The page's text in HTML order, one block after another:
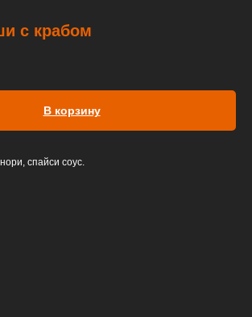
с крабом
В корзину
спайси соус.